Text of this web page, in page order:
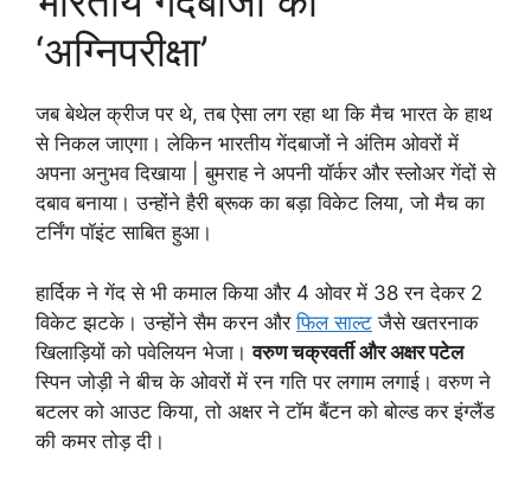
‘अग्निपरीक्षा’
जब बेथेल क्रीज पर थे, तब ऐसा लग रहा था कि मैच भारत के हाथ
से निकल जाएगा। लेकिन भारतीय गेंदबाजों ने अंतिम ओवरों में
अपना अनुभव दिखाया | बुमराह ने अपनी यॉर्कर और स्लोअर गेंदों से
दबाव बनाया। उन्होंने हैरी ब्रूक का बड़ा विकेट लिया, जो मैच का
टर्निंग पॉइंट साबित हुआ।
हार्दिक ने गेंद से भी कमाल किया और 4 ओवर में 38 रन देकर 2
विकेट झटके। उन्होंने सैम करन औरफिल साल्ट जैसे खतरनाक
खिलाड़ियों को पवेलियन भेजा।वरुण चक्रवर्ती और अक्षर पटेल
स्पिन जोड़ी ने बीच के ओवरों में रन गति पर लगाम लगाई। वरुण ने
बटलर को आउट किया, तो अक्षर ने टॉम बैंटन को बोल्ड कर इंग्लैंड
की कमर तोड़ दी।